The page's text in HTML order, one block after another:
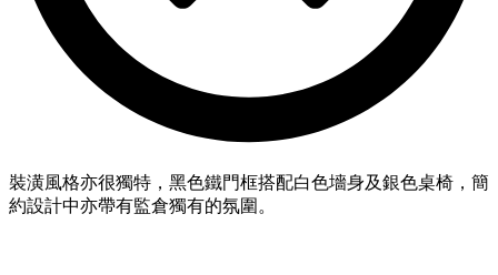
裝潢風格亦很獨特，黑色鐵門框搭配白色墻身及銀色桌椅，簡
約設計中亦帶有監倉獨有的氛圍。